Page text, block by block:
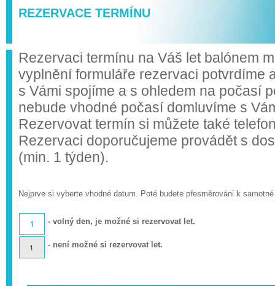
REZERVACE TERMÍNU
Rezervaci termínu na Váš let balónem
vyplnění formuláře rezervaci potvrdíme
s Vámi spojíme a s ohledem na počasí
nebude vhodné počasí domluvíme s
Rezervovat termín si můžete také
Rezervaci doporučujeme provádět s
(min. 1 týden).
Nejprve si vyberte vhodné datum. Poté budete přesměrováni k
- volný den, je možné si rezervovat let.
- není možné si rezervovat let.